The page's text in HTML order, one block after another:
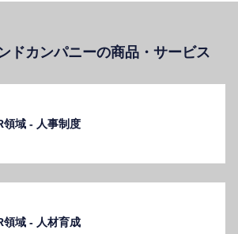
ドカンパニーの商品・サービス
領域 - ⼈事制度
領域 - ⼈材育成